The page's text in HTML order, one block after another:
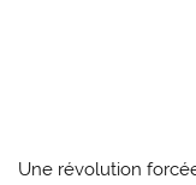
Une révolution